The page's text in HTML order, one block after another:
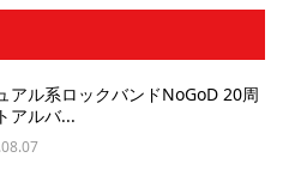
アル系ロックバンドNoGoD 20周
アルバ...